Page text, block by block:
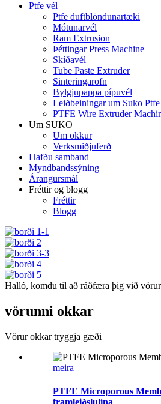
Ptfe vél
Ptfe duftblöndunartæki
Mótunarvél
Ram Extrusion
Þéttingar Press Machine
Skíðavél
Tube Paste Extruder
Sinteringarofn
Bylgjupappa pípuvél
Leiðbeiningar um Suko
PTFE Wire Extruder
Um SUKO
Um okkur
Verksmiðjuferð
Hafðu samband
Myndbandssýning
Árangursmál
Fréttir og blogg
Fréttir
Blogg
Halló, komdu til að ráðfæra þig við
vörunni okkar
Vörur okkar tryggja gæði
meira
PTFE Microporous
framleiðslulína